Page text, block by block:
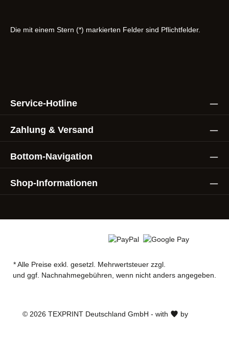
Die mit einem Stern (*) markierten Felder sind Pflichtfelder.
Service-Hotline
Zahlung & Versand
Bottom-Navigation
Shop-Informationen
* Alle Preise exkl. gesetzl. Mehrwertsteuer zzgl.
und ggf. Nachnahmegebühren, wenn nicht anders angegeben.
© 2026 TEXPRINT Deutschland GmbH - with by